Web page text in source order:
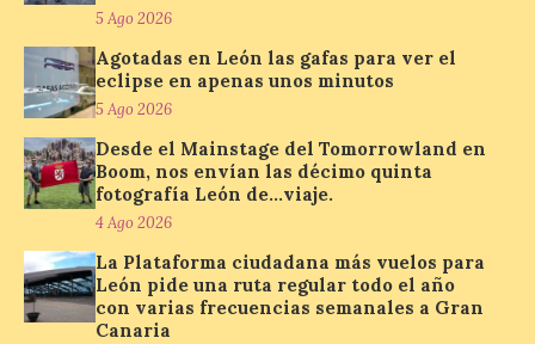
exposición «Gaudí, el
arquitecto que imaginó el
mañana»
6 Ago 2026
Esta exposición
permanecerá abierta al
público hasta el próximo
30 de agosto. Con motivo
de la conmemoración del
centenario de la muerte de Antonio Gaudí,
la ciudad de Astorga viene celebrando un
amplio programa de actividades que
rinden homenaje a […]
5 Ago 2026
Agotadas en León las gafas para ver el
eclipse en apenas unos minutos
5 Ago 2026
Desde el Mainstage del Tomorrowland en
Boom, nos envían las décimo quinta
fotografía León de…viaje.
4 Ago 2026
La Plataforma ciudadana más vuelos para
León pide una ruta regular todo el año
con varias frecuencias semanales a Gran
Canaria